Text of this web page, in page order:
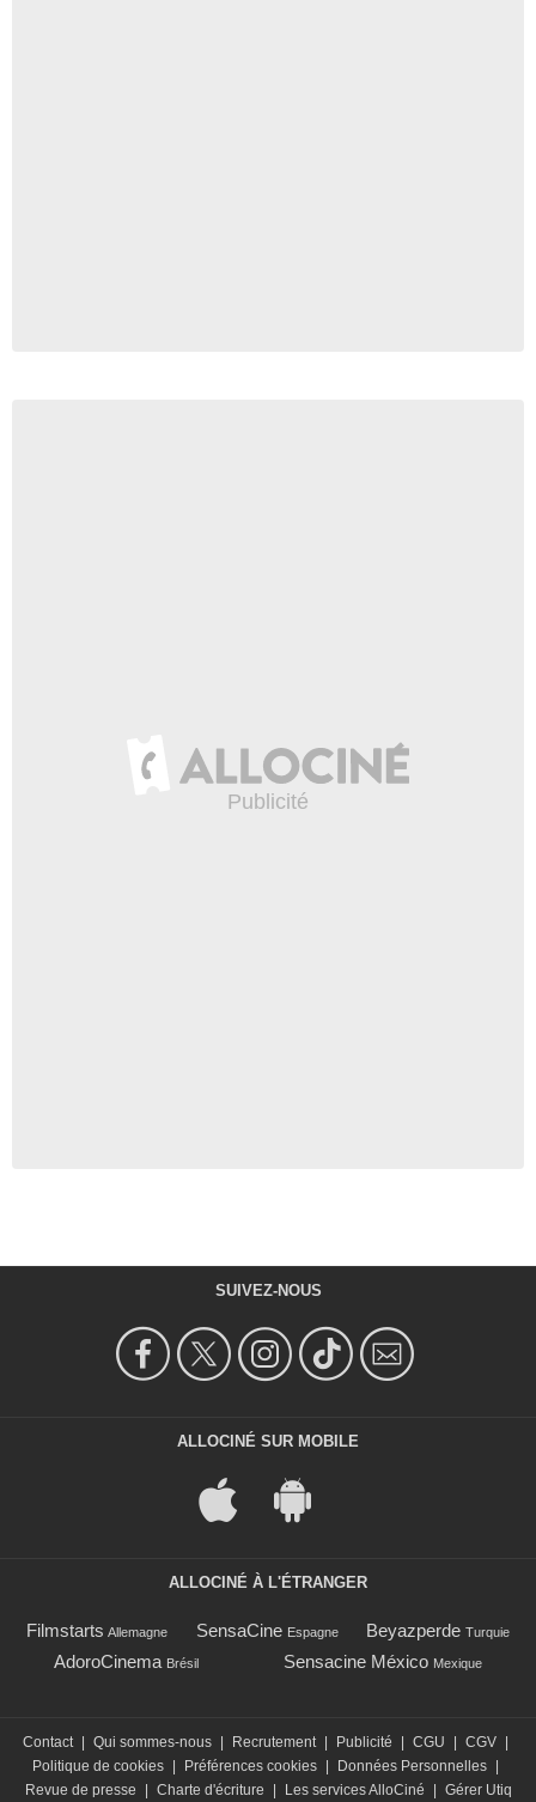
SUIVEZ-NOUS
ALLOCINÉ SUR MOBILE
ALLOCINÉ À L'ÉTRANGER
Filmstarts Allemagne SensaCine Espagne Beyazperde Turquie
AdoroCinema Brésil Sensacine México Mexique
Contact Qui sommes-nous Recrutement Publicité CGU CGV
Politique de cookies
Préférences cookies Données Personnelles
Revue de presse
Charte d'écriture Les services AlloCiné Gérer Utiq